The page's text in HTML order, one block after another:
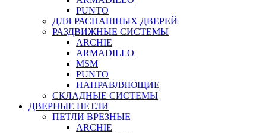
PUNTO
ДЛЯ РАСПАШНЫХ ДВЕРЕЙ
РАЗДВИЖНЫЕ СИСТЕМЫ
ARCHIE
ARMADILLO
MSM
PUNTO
НАПРАВЛЯЮЩИЕ
СКЛАДНЫЕ СИСТЕМЫ
ДВЕРНЫЕ ПЕТЛИ
ПЕТЛИ ВРЕЗНЫЕ
ARCHIE